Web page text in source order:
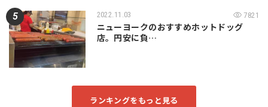
2022.11.03 7821
ニューヨークのおすすめホットドッグ
店。円安に負…
ランキングをもっと見る